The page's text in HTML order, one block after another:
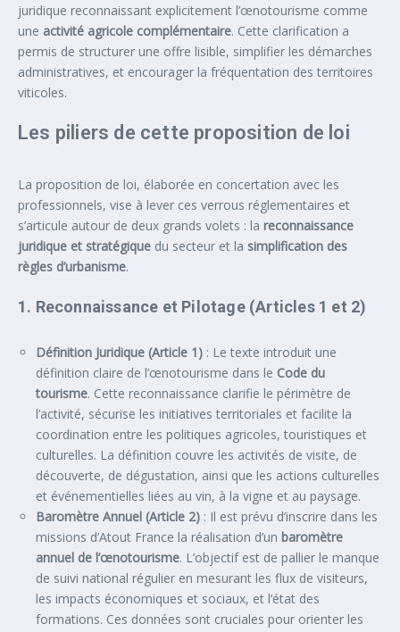
juridique reconnaissant explicitement l’œnotourisme comme
une activité agricole complémentaire. Cette clarification a
permis de structurer une offre lisible, simplifier les démarches
administratives, et encourager la fréquentation des territoires
viticoles.
Les piliers de cette proposition de loi
La proposition de loi, élaborée en concertation avec les
professionnels, vise à lever ces verrous réglementaires et
s’articule autour de deux grands volets : la reconnaissance
juridique et stratégique du secteur et la simplification des
règles d’urbanisme.
1. Reconnaissance et Pilotage (Articles 1 et 2)
Définition Juridique (Article 1) : Le texte introduit une
définition claire de l’œnotourisme dans le Code du
tourisme. Cette reconnaissance clarifie le périmètre de
l’activité, sécurise les initiatives territoriales et facilite la
coordination entre les politiques agricoles, touristiques et
culturelles. La définition couvre les activités de visite, de
découverte, de dégustation, ainsi que les actions culturelles
et événementielles liées au vin, à la vigne et au paysage.
Baromètre Annuel (Article 2) : Il est prévu d’inscrire dans les
missions d’Atout France la réalisation d’un baromètre
annuel de l’œnotourisme. L’objectif est de pallier le manque
de suivi national régulier en mesurant les flux de visiteurs,
les impacts économiques et sociaux, et l’état des
formations. Ces données sont cruciales pour orienter les